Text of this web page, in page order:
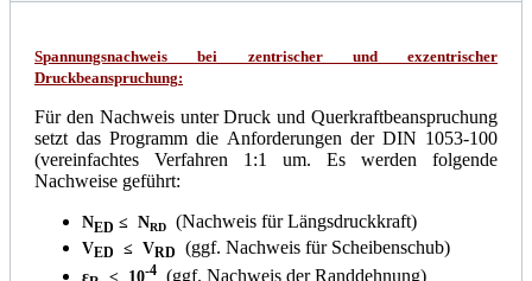
Spannungsnachweis bei zentrischer und exzentrischer
Druckbeanspruchung:
Für den Nachweis unter Druck und Querkraftbeanspruchung
setzt das Programm die Anforderungen der DIN 1053-100
(vereinfachtes Verfahren 1:1 um. Es werden folgende
Nachweise geführt:
NED ≤ NRD (Nachweis für Längsdruckkraft)
VED ≤ VRD (ggf. Nachweis für Scheibenschub)
ε ≤ 10-4 (ggf. Nachweis der Randdehnung)